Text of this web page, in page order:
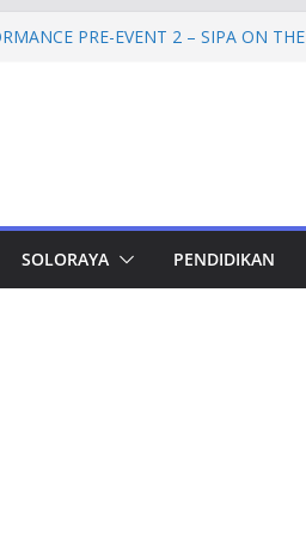
PRE-EVENT 2 – SIPA ON THE
Tampung 2.692 Siswa, Taj Yasin:
Cadangan Rp1,2 Triliun untuk Pilgub
Mulai 2027
SPEM Akan Disidangkan
SOLORAYA PENDIDIKAN